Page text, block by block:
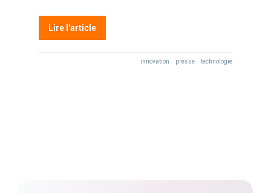
Lire l'article
innovation presse technologie